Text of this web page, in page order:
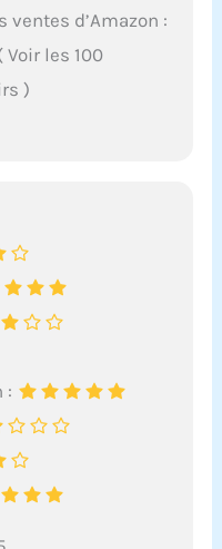
d’Amazon :
Voir les 100
)
: